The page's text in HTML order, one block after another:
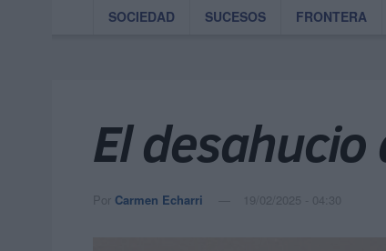
SOCIEDAD SUCESOS FRONTERA
El
Por Carmen Echarri 19/02/2025 - 04:30